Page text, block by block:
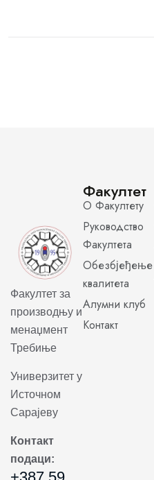
Факултет за
производњу и
менаџмент
Требиње
Универзитет у
Источном
Сарајеву
Контакт
подаци:
Факултет
О Факултету
Руководство
Факултета
Обезбјеђење
квалитета
Алумни клуб
Контакт